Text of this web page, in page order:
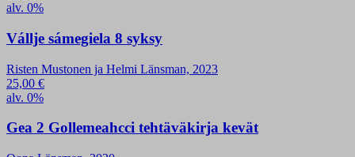
alv. 0%
Vállje sámegiela 8 syksy
Risten Mustonen ja Helmi Länsman, 2023
25,00 €
alv. 0%
Gea 2 Gollemeahcci tehtäväkirja kevät